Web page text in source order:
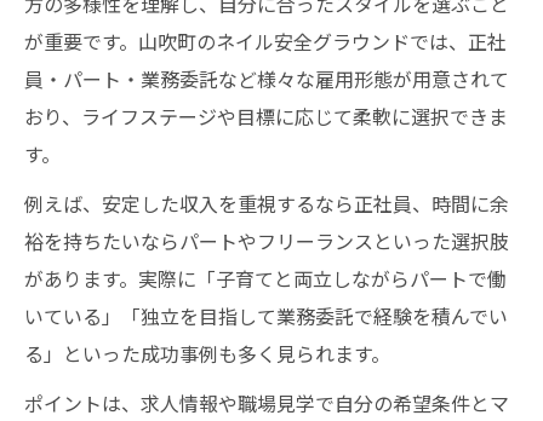
が重要です。山吹町のネイル安全グラウンドでは、正社
員・パート・業務委託など様々な雇用形態が用意されて
おり、ライフステージや目標に応じて柔軟に選択できま
す。
例えば、安定した収入を重視するなら正社員、時間に余
裕を持ちたいならパートやフリーランスといった選択肢
があります。実際に「子育てと両立しながらパートで働
いている」「独立を目指して業務委託で経験を積んでい
る」といった成功事例も多く見られます。
ポイントは、求人情報や職場見学で自分の希望条件とマ